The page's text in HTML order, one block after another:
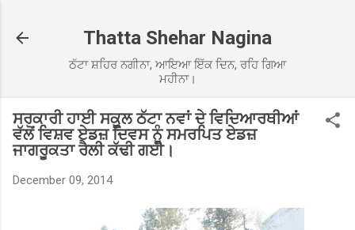
Thatta Shehar Nagina
ਠੱਟਾ ਸ਼ਹਿਰ ਨਗੀਨਾ, ਆਇਆ ਇੱਕ ਦਿਨ, ਰਹਿ ਗਿਆ
ਮਹੀਨਾ।
ਸਰਕਾਰੀ ਹਾਈ ਸਕੂਲ ਠੱਟਾ ਨਵਾਂ ਦੇ ਵਿਦਿਆਰਥੀਆਂ
ਵੱਲੋਂ ਵਿਸ਼ਵ ਏਡਜ਼ ਦਿਵਸ ਨੂੰ ਸਮਰਪਿਤ ਏਡਜ਼
ਜਾਗਰੂਕਤਾ ਰੈਲੀ ਕੱਢੀ ਗਈ।
December 09, 2014